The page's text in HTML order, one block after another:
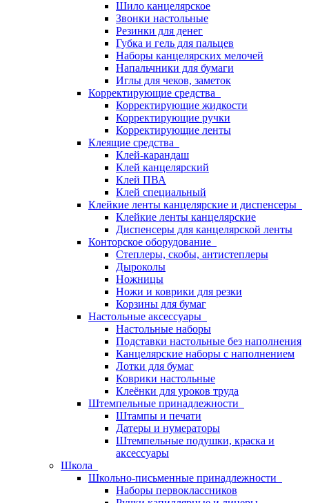
Шило канцелярское
Звонки настольные
Резинки для денег
Губка и гель для пальцев
Наборы канцелярских мелочей
Напальчники для бумаги
Иглы для чеков, заметок
Корректирующие средства
Корректирующие жидкости
Корректирующие ручки
Корректирующие ленты
Клеящие средства
Клей-карандаш
Клей канцелярский
Клей ПВА
Клей специальный
Клейкие ленты канцелярские и диспенсеры
Клейкие ленты канцелярские
Диспенсеры для канцелярской ленты
Конторское оборудование
Степлеры, скобы, антистеплеры
Дыроколы
Ножницы
Ножи и коврики для резки
Корзины для бумаг
Настольные аксессуары
Настольные наборы
Подставки настольные без наполнения
Канцелярские наборы с наполнением
Лотки для бумаг
Коврики настольные
Клеёнки для уроков труда
Штемпельные принадлежности
Штампы и печати
Датеры и нумераторы
Штемпельные подушки, краска и
аксессуары
Школа
Школьно-письменные принадлежности
Наборы первоклассников